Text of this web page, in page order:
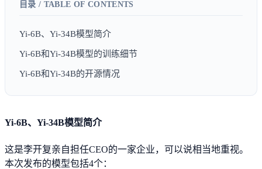
Yi-6B、Yi-34B模型简介
Yi-6B和Yi-34B模型的训练细节
Yi-6B和Yi-34B的开源情况
Yi-6B、Yi-34B模型简介
这是李开复亲自担任CEO的一家企业，可以说相当地重视。
本次发布的模型包括4个：